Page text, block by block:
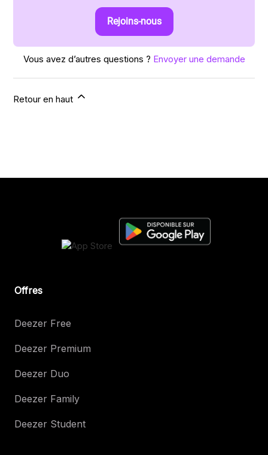
Rejoins-nous
Vous avez d’autres questions ? Envoyer une demande
Retour en haut
Offres
Deezer Free
Deezer Premium
Deezer Duo
Deezer Family
Deezer Student